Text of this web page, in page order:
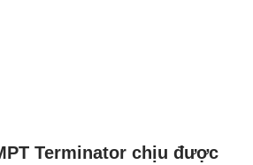
Terminator chịu được